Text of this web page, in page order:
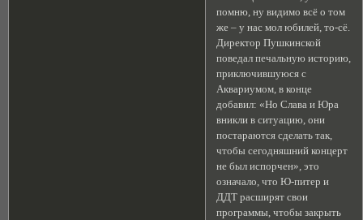
помню, ну видимо всё о том
же – у нас мол юбилей, то-сё.
Директор Пушкинской
поведал печальную историю,
приключившуюся с
Аквариумом, в конце
добавил: «Но Слава и Юра
вникли в ситуацию, они
постараются сделать так,
чтобы сегодняшний концерт
не был испорчен», это
означало, что Ю-питер и
ДДТ расширят свои
программы, чтобы закрыть